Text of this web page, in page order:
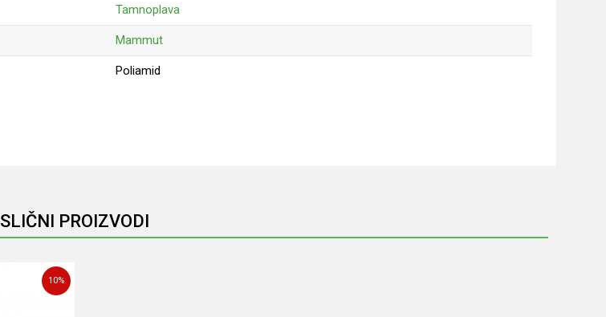
Tamnoplava
Mammut
Poliamid
SLIČNI PROIZVODI
10%